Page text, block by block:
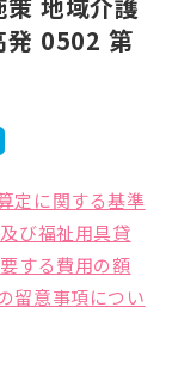
発 0502 第
定に関する基準
び福祉用具貸
する費用の額
留意事項につい